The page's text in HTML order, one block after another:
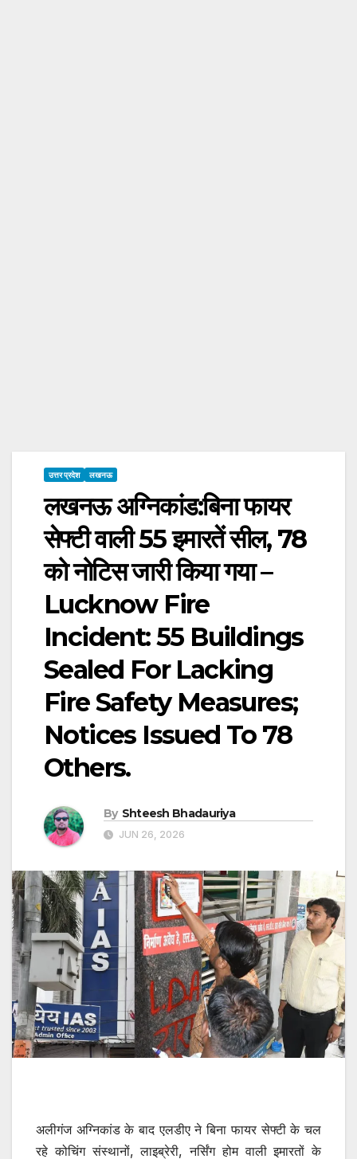
उत्तर प्रदेश लखनऊ
लखनऊ अग्निकांड:बिना फायर
सेफ्टी वाली 55 इमारतें सील, 78
को नोटिस जारी किया गया –
Lucknow Fire
Incident: 55 Buildings
Sealed For Lacking
Fire Safety Measures;
Notices Issued To 78
Others.
By Shteesh Bhadauriya
JUN 26, 2026
अलीगंज अग्निकांड के बाद एलडीए ने बिना फायर सेफ्टी के चल
रहे कोचिंग संस्थानों, लाइब्रेरी, नर्सिंग होम वाली इमारतों के